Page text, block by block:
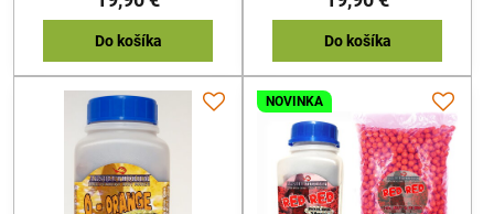
Do košíka Do košíka
NOVINKA